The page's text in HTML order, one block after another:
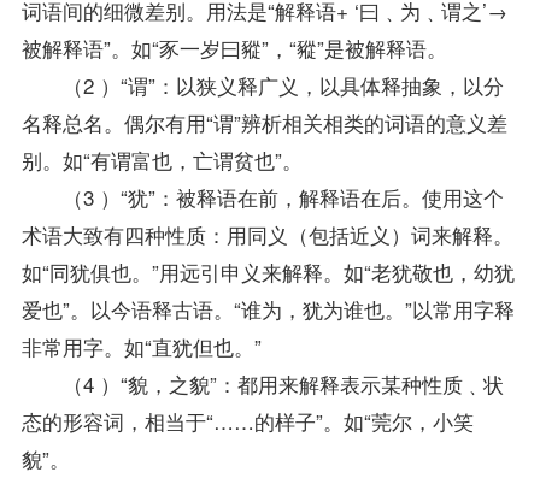
词语间的细微差别。用法是“解释语+ ‘曰﹑为﹑谓之’→
被解释语”。如“豕一岁曰豵”，“豵”是被解释语。
（2 ）“谓”：以狭义释广义，以具体释抽象，以分
名释总名。偶尔有用“谓”辨析相关相类的词语的意义差
别。如“有谓富也，亡谓贫也”。
（3 ）“犹”：被释语在前，解释语在后。使用这个
术语大致有四种性质：用同义（包括近义）词来解释。
如“同犹俱也。”用远引申义来解释。如“老犹敬也，幼犹
爱也”。以今语释古语。“谁为，犹为谁也。”以常用字释
非常用字。如“直犹但也。”
（4 ）“貌，之貌”：都用来解释表示某种性质﹑状
态的形容词，相当于“……的样子”。如“莞尔，小笑
貌”。